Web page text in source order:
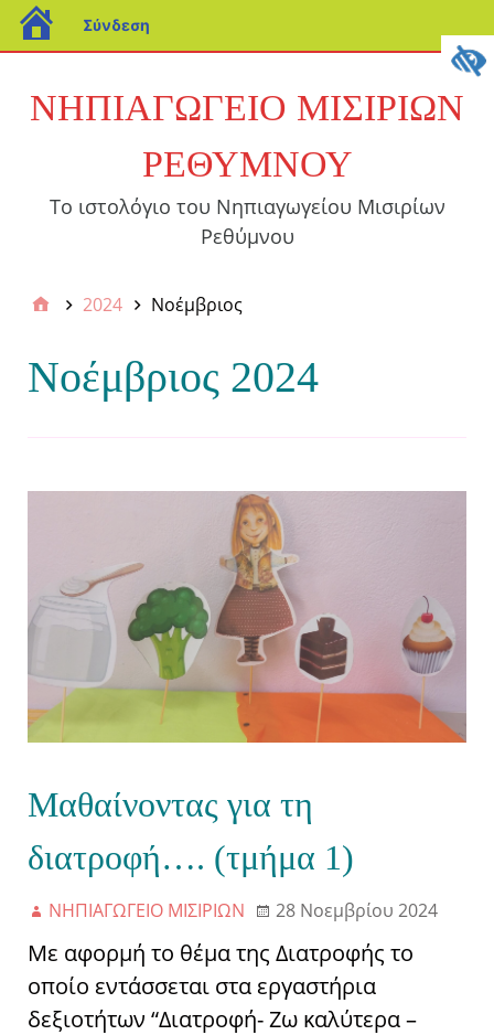
ΝΗΠΙΑΓΩΓΕΙΟ ΜΙΣΙΡΙΩΝ
ΡΕΘΥΜΝΟΥ
Το ιστολόγιο του Νηπιαγωγείου Μισιρίων
Ρεθύμνου
2024 Νοέμβριος
Νοέμβριος 2024
Μαθαίνοντας για τη
διατροφή…. (τμήμα 1)
ΝΗΠΙΑΓΩΓΕΙΟ ΜΙΣΙΡΙΩΝ 28 Νοεμβρίου 2024
Με αφορμή το θέμα της Διατροφής το
οποίο εντάσσεται στα εργαστήρια
δεξιοτήτων “Διατροφή- Ζω καλύτερα –
Σύνδεση